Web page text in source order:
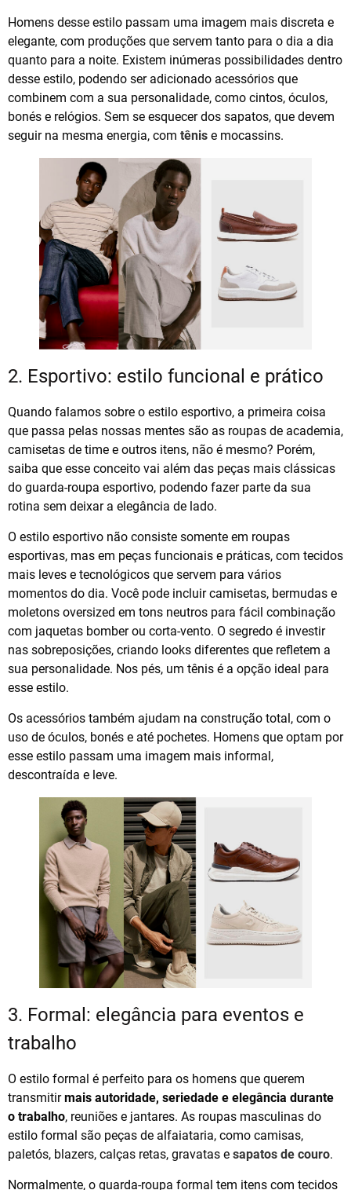
Homens desse estilo passam uma imagem mais discreta e
elegante, com produções que servem tanto para o dia a dia
quanto para a noite. Existem inúmeras possibilidades dentro
desse estilo, podendo ser adicionado acessórios que
combinem com a sua personalidade, como cintos, óculos,
bonés e relógios. Sem se esquecer dos sapatos, que devem
seguir na mesma energia, com tênis e mocassins.
2. Esportivo: estilo funcional e prático
Quando falamos sobre o estilo esportivo, a primeira coisa
que passa pelas nossas mentes são as roupas de academia,
camisetas de time e outros itens, não é mesmo? Porém,
saiba que esse conceito vai além das peças mais clássicas
do guarda-roupa esportivo, podendo fazer parte da sua
rotina sem deixar a elegância de lado.
O estilo esportivo não consiste somente em roupas
esportivas, mas em peças funcionais e práticas, com tecidos
mais leves e tecnológicos que servem para vários
momentos do dia. Você pode incluir camisetas, bermudas e
moletons oversized em tons neutros para fácil combinação
com jaquetas bomber ou corta-vento. O segredo é investir
nas sobreposições, criando looks diferentes que refletem a
sua personalidade. Nos pés, um tênis é a opção ideal para
esse estilo.
Os acessórios também ajudam na construção total, com o
uso de óculos, bonés e até pochetes. Homens que optam por
esse estilo passam uma imagem mais informal,
descontraída e leve.
3. Formal: elegância para eventos e
trabalho
O estilo formal é perfeito para os homens que querem
transmitirmais autoridade, seriedade e elegância durante
o trabalho, reuniões e jantares. As roupas masculinas do
estilo formal são peças de alfaiataria, como camisas,
paletós, blazers, calças retas, gravatas e sapatos de couro.
Normalmente, o guarda-roupa formal tem itens com tecidos